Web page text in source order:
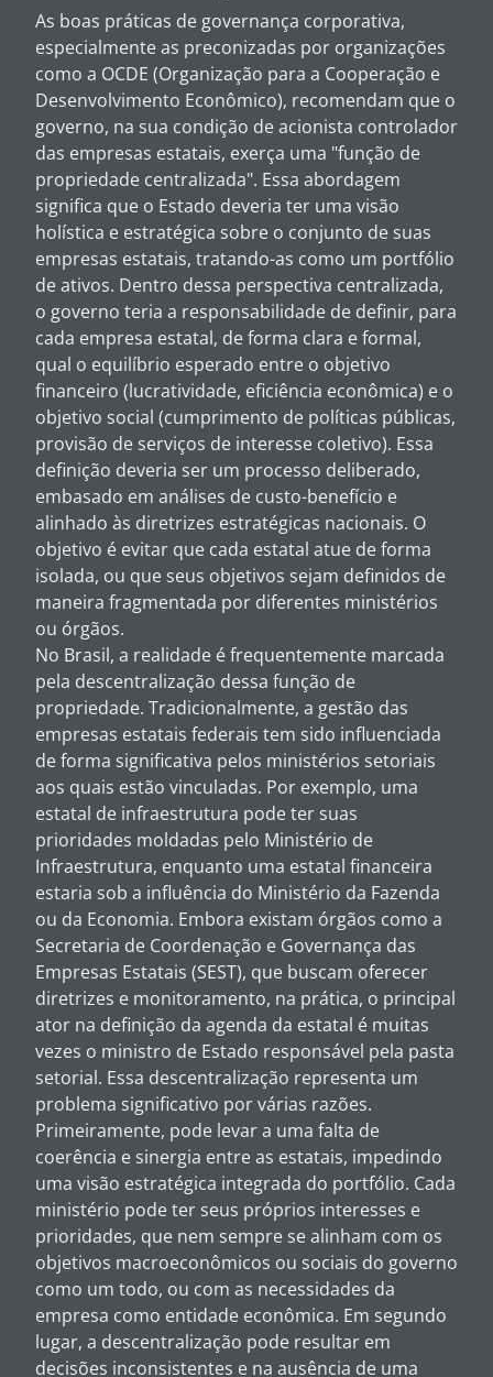
As boas práticas de governança corporativa,
especialmente as preconizadas por organizações
como a OCDE (Organização para a Cooperação e
Desenvolvimento Econômico), recomendam que o
governo, na sua condição de acionista controlador
das empresas estatais, exerça uma "função de
propriedade centralizada". Essa abordagem
significa que o Estado deveria ter uma visão
holística e estratégica sobre o conjunto de suas
empresas estatais, tratando-as como um portfólio
de ativos. Dentro dessa perspectiva centralizada,
o governo teria a responsabilidade de definir, para
cada empresa estatal, de forma clara e formal,
qual o equilíbrio esperado entre o objetivo
financeiro (lucratividade, eficiência econômica) e o
objetivo social (cumprimento de políticas públicas,
provisão de serviços de interesse coletivo). Essa
definição deveria ser um processo deliberado,
embasado em análises de custo-benefício e
alinhado às diretrizes estratégicas nacionais. O
objetivo é evitar que cada estatal atue de forma
isolada, ou que seus objetivos sejam definidos de
maneira fragmentada por diferentes ministérios
ou órgãos.
No Brasil, a realidade é frequentemente marcada
pela descentralização dessa função de
propriedade. Tradicionalmente, a gestão das
empresas estatais federais tem sido influenciada
de forma significativa pelos ministérios setoriais
aos quais estão vinculadas. Por exemplo, uma
estatal de infraestrutura pode ter suas
prioridades moldadas pelo Ministério de
Infraestrutura, enquanto uma estatal financeira
estaria sob a influência do Ministério da Fazenda
ou da Economia. Embora existam órgãos como a
Secretaria de Coordenação e Governança das
Empresas Estatais (SEST), que buscam oferecer
diretrizes e monitoramento, na prática, o principal
ator na definição da agenda da estatal é muitas
vezes o ministro de Estado responsável pela pasta
setorial. Essa descentralização representa um
problema significativo por várias razões.
Primeiramente, pode levar a uma falta de
coerência e sinergia entre as estatais, impedindo
uma visão estratégica integrada do portfólio. Cada
ministério pode ter seus próprios interesses e
prioridades, que nem sempre se alinham com os
objetivos macroeconômicos ou sociais do governo
como um todo, ou com as necessidades da
empresa como entidade econômica. Em segundo
lugar, a descentralização pode resultar em
decisões inconsistentes e na ausência de uma